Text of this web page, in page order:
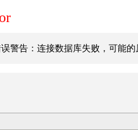
警告：连接数据库失败，可能